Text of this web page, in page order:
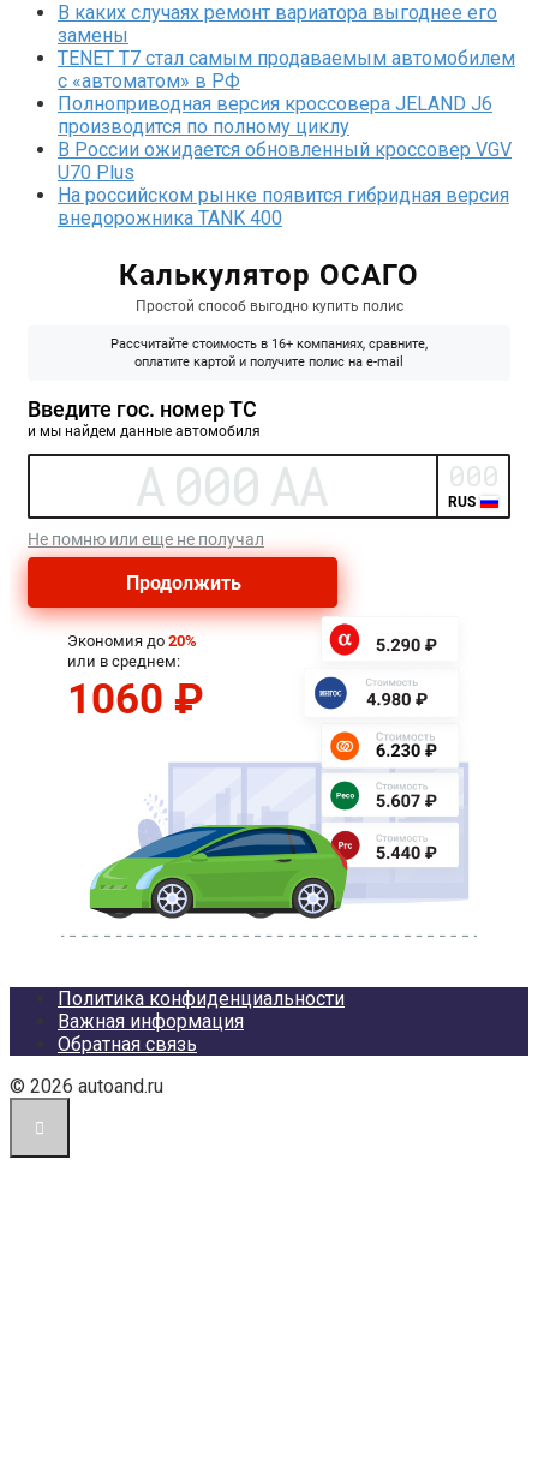
В каких случаях ремонт вариатора выгоднее его
замены
TENET T7 стал самым продаваемым автомобилем
с «автоматом» в РФ
Полноприводная версия кроссовера JELAND J6
производится по полному циклу
В России ожидается обновленный кроссовер VGV
U70 Plus
На российском рынке появится гибридная версия
внедорожника TANK 400
Политика конфиденциальности
Важная информация
Обратная связь
© 2026 autoand.ru